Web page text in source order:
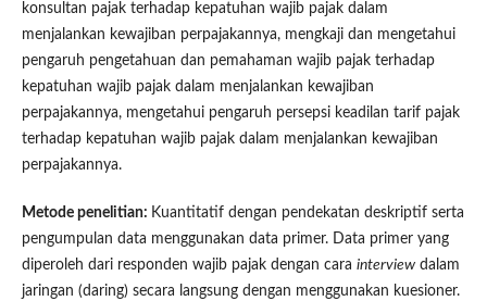
konsultan pajak terhadap kepatuhan wajib pajak dalam
menjalankan kewajiban perpajakannya, mengkaji dan mengetahui
pengaruh pengetahuan dan pemahaman wajib pajak terhadap
kepatuhan wajib pajak dalam menjalankan kewajiban
perpajakannya, mengetahui pengaruh persepsi keadilan tarif pajak
terhadap kepatuhan wajib pajak dalam menjalankan kewajiban
perpajakannya.
Metode penelitian: Kuantitatif dengan pendekatan deskriptif serta
pengumpulan data menggunakan data primer. Data primer yang
diperoleh dari responden wajib pajak dengan cara interviewdalam
jaringan (daring) secara langsung dengan menggunakan kuesioner.